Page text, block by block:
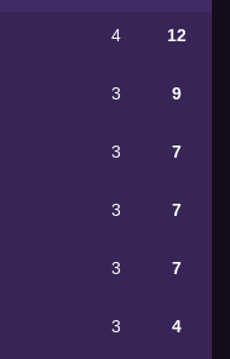
4 12
3 9
3 7
3 7
3 7
3 4